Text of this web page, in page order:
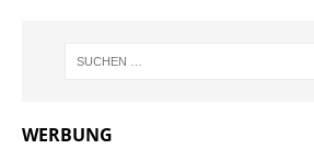
WERBUNG